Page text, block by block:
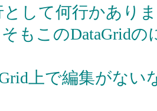
として何行かあり
もこのDataGrid
上で編集がな